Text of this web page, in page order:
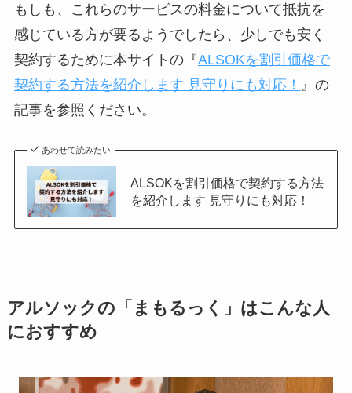
もしも、これらのサービスの料金について抵抗を
感じている方が要るようでしたら、少しでも安く
契約するために本サイトの『ALSOKを割引価格で
契約する方法を紹介します 見守りにも対応！
』の
記事を参照ください。
あわせて読みたい
ALSOKを割引価格で契約する方法
を紹介します 見守りにも対応！
アルソックの「まもるっく」はこんな人
におすすめ